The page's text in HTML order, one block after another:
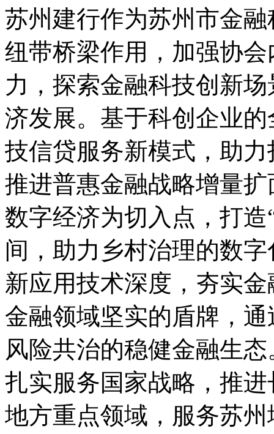
苏州建行作为苏州市金
纽带桥梁作用，加强协
力，探索金融科技创新
济发展。基于科创企业
技信贷服务新模式，助
推进普惠金融战略增量
数字经济为切入点，打
间，助力乡村治理的数
新应用技术深度，夯实
金融领域坚实的盾牌，
风险共治的稳健金融生
扎实服务国家战略，推
地方重点领域，服务苏